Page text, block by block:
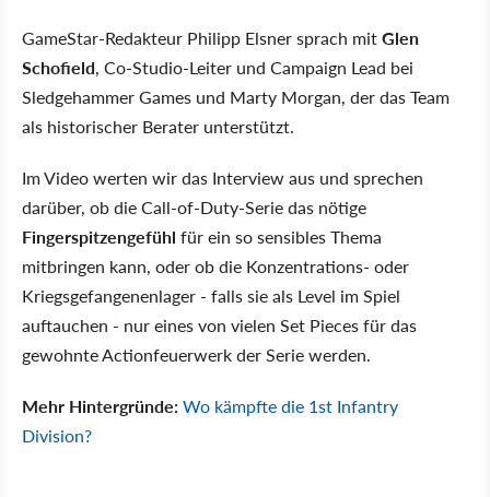
GameStar-Redakteur Philipp Elsner sprach mitGlen
Schofield, Co-Studio-Leiter und Campaign Lead bei
Sledgehammer Games und Marty Morgan, der das Team
als historischer Berater unterstützt.
Im Video werten wir das Interview aus und sprechen
darüber, ob die Call-of-Duty-Serie das nötige
Fingerspitzengefühl für ein so sensibles Thema
mitbringen kann, oder ob die Konzentrations- oder
Kriegsgefangenenlager - falls sie als Level im Spiel
auftauchen - nur eines von vielen Set Pieces für das
gewohnte Actionfeuerwerk der Serie werden.
Mehr Hintergründe:Wo kämpfte die 1st Infantry
Division?